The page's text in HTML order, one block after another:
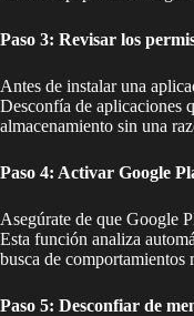
Paso 3: Revisar los
Antes de instalar una
Desconfía de aplicaciones
almacenamiento sin una
Paso 4: Activar Google
Asegúrate de que Google
Esta función analiza
busca de comportamientos
Paso 5: Desconfiar de